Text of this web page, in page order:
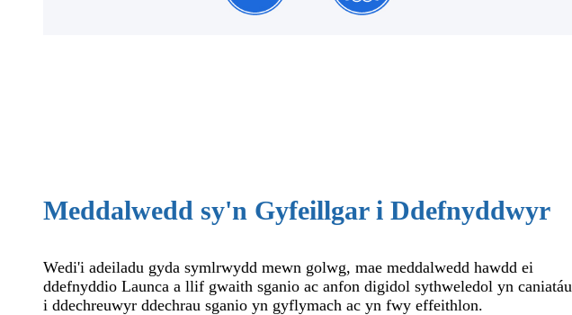
Meddalwedd sy'n Gyfeillgar i Ddefnyddwyr
Wedi'i adeiladu gyda symlrwydd mewn golwg, mae meddalwedd hawdd ei
ddefnyddio Launca a llif gwaith sganio ac anfon digidol sythweledol yn caniatáu
i ddechreuwyr ddechrau sganio yn gyflymach ac yn fwy effeithlon.